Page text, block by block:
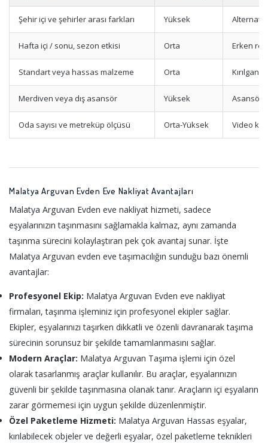
Şehir içi ve şehirler arası farkları Yüksek Alternatif
Hafta içi / sonu, sezon etkisi Orta Erken
Standart veya hassas malzeme Orta Kırılgan
Merdiven veya dış asansör Yüksek Asansör
Oda sayısı ve metreküp ölçüsü Orta-Yüksek Video
Malatya Arguvan Evden Eve Nakliyat Avantajları
Malatya Arguvan Evden eve nakliyat hizmeti, sadece
eşyalarınızın taşınmasını sağlamakla kalmaz, aynı zamanda
taşınma sürecini kolaylaştıran pek çok avantaj sunar. İşte
Malatya Arguvan evden eve taşımacılığın sunduğu bazı önemli
avantajlar:
Profesyonel Ekip: Malatya Arguvan Evden eve nakliyat
firmaları, taşınma işleminiz için profesyonel ekipler sağlar.
Ekipler, eşyalarınızı taşırken dikkatli ve özenli davranarak taşıma
sürecinin sorunsuz bir şekilde tamamlanmasını sağlar.
Modern Araçlar: Malatya Arguvan Taşıma işlemi için özel
olarak tasarlanmış araçlar kullanılır. Bu araçlar, eşyalarınızın
güvenli bir şekilde taşınmasına olanak tanır. Araçların içi eşyaların
zarar görmemesi için uygun şekilde düzenlenmiştir.
Özel Paketleme Hizmeti: Malatya Arguvan Hassas eşyalar,
kırılabilecek objeler ve değerli eşyalar, özel paketleme teknikleri